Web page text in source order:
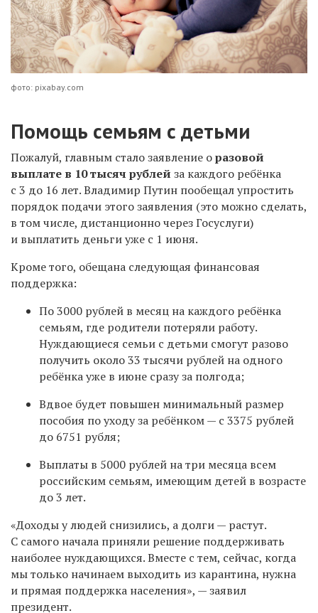
фото: pixabay.com
Помощь семьям с детьми
Пожалуй, главным стало заявление оразовой
выплате в 10 тысяч рублей за каждого ребёнка
с 3 до 16 лет. Владимир Путин пообещал упростить
порядок подачи этого заявления (это можно сделать,
в том числе, дистанционно через Госуслуги)
и выплатить деньги уже с 1 июня.
Кроме того, обещана следующая финансовая
поддержка:
По 3000 рублей в месяц на каждого ребёнка
семьям, где родители потеряли работу.
Нуждающиеся семьи с детьми смогут разово
получить около 33 тысячи рублей на одного
ребёнка уже в июне сразу за полгода;
Вдвое будет повышен минимальный размер
пособия по уходу за ребёнком — с 3375 рублей
до 6751 рубля;
Выплаты в 5000 рублей на три месяца всем
российским семьям, имеющим детей в возрасте
до 3 лет.
«Доходы у людей снизились, а долги — растут.
С самого начала приняли решение поддерживать
наиболее нуждающихся. Вместе с тем, сейчас, когда
мы только начинаем выходить из карантина, нужна
и прямая поддержка населения», — заявил
президент.